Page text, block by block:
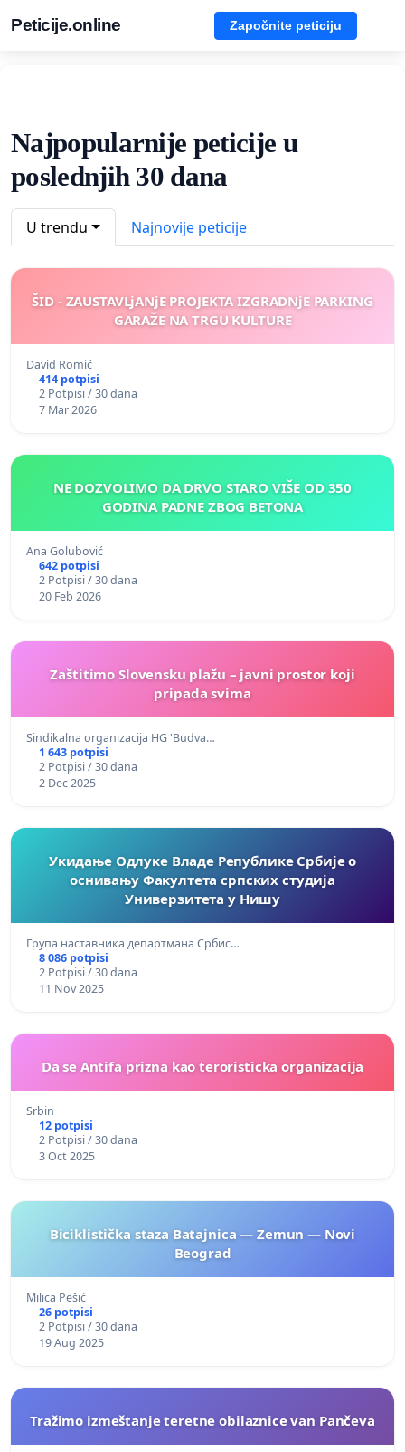
Peticije.online Započnite peticiju
Najpopularnije peticije u
poslednjih 30 dana
U trendu Najnovije peticije
ŠID - ZAUSTAVLjANjE PROJEKTA IZGRADNjE PARKING
GARAŽE NA TRGU KULTURE
David Romić
414 potpisi
2 Potpisi / 30 dana
7 Mar 2026
NE DOZVOLIMO DA DRVO STARO VIŠE OD 350
GODINA PADNE ZBOG BETONA
Ana Golubović
642 potpisi
2 Potpisi / 30 dana
20 Feb 2026
Zaštitimo Slovensku plažu – javni prostor koji
pripada svima
Sindikalna organizacija HG 'Budva…
1 643 potpisi
2 Potpisi / 30 dana
2 Dec 2025
Укидање Одлуке Владе Републике Србије о
оснивању Факултета српских студија
Универзитета у Нишу
Група наставника департмана Србис…
8 086 potpisi
2 Potpisi / 30 dana
11 Nov 2025
Da se Antifa prizna kao teroristicka organizacija
Srbin
12 potpisi
2 Potpisi / 30 dana
3 Oct 2025
Biciklistička staza Batajnica — Zemun — Novi
Beograd
Milica Pešić
26 potpisi
2 Potpisi / 30 dana
19 Aug 2025
Tražimo izmeštanje teretne obilaznice van Pančeva